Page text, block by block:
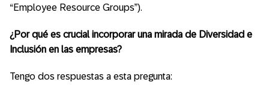
“Employee Resource Groups”).
¿Por qué es crucial incorporar una mirada de Diversidad e
Inclusión en las empresas?
Tengo dos respuestas a esta pregunta: